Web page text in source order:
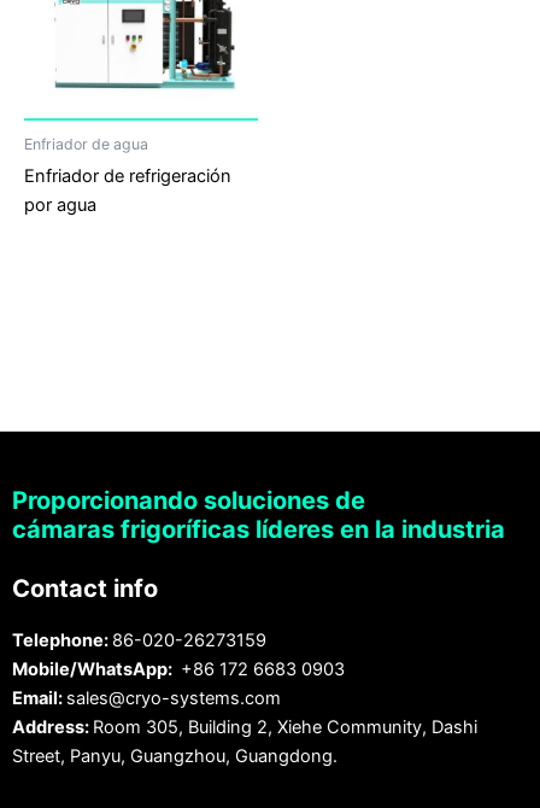
Enfriador de agua
Enfriador de refrigeración
por agua
Proporcionando soluciones de
cámaras frigoríficas líderes en la industria
Contact info
Telephone: 86-020-26273159
Mobile/WhatsApp: +86 172 6683 0903
Email: sales@cryo-systems.com
Address: Room 305, Building 2, Xiehe Community, Dashi
Street, Panyu, Guangzhou, Guangdong.